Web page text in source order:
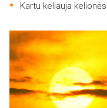
Kartu keliauja